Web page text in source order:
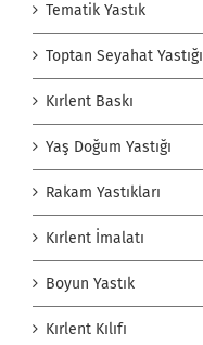
Tematik Yastık
Toptan Seyahat Yastığı
Kırlent Baskı
Yaş Doğum Yastığı
Rakam Yastıkları
Kırlent İmalatı
Boyun Yastık
Kırlent Kılıfı